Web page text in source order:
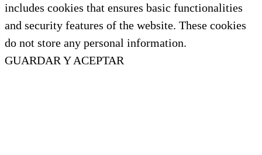
includes cookies that ensures basic functionalities
and security features of the website. These cookies
do not store any personal information.
GUARDAR Y ACEPTAR